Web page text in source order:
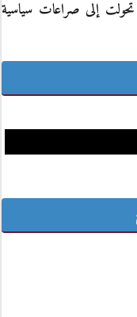
إلى صراعات سياسية